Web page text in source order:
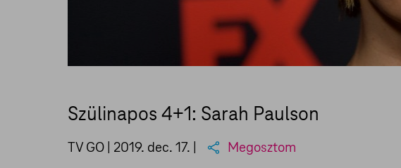
Szülinapos 4+1: Sarah Paulson
TV GO | 2019. dec. 17. | Megosztom